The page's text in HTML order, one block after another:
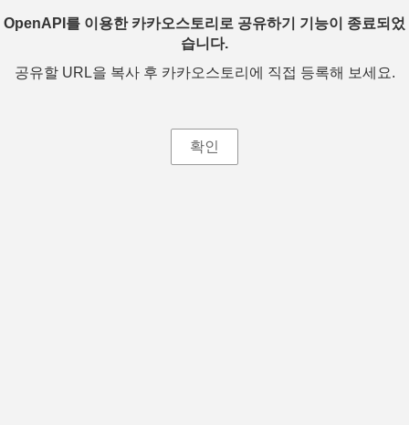
OpenAPI를 이용한 카카오스토리로 공유하기 기능이 종료되었
습니다.
공유할 URL을 복사 후 카카오스토리에 직접 등록해 보세요.
확인